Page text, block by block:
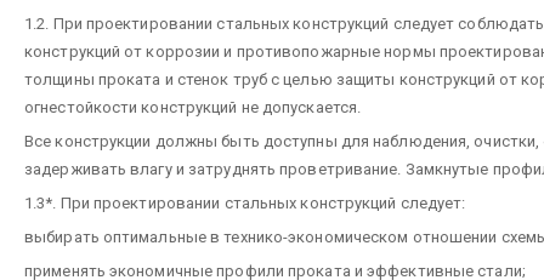
1.2. При проектировании стальных конструкций следует
конструкций от коррозии и противопожарные нормы
толщины проката и стенок труб с целью защиты конструкций от
огнестойкости конструкций не допускается.
Все конструкции должны быть доступны для наблюдения,
задерживать влагу и затруднять проветривание. Замкнутые
1.3*. При проектировании стальных конструкций следует:
выбирать оптимальные в технико-экономическом отношении
применять экономичные профили проката и эффективные стали;